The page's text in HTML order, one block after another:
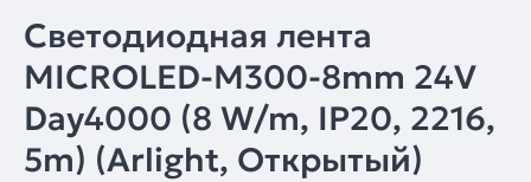
Светодиодная лента
MICROLED-M300-8mm 24V
Day4000 (8 W/m, IP20, 2216,
5m) (Arlight, Открытый)